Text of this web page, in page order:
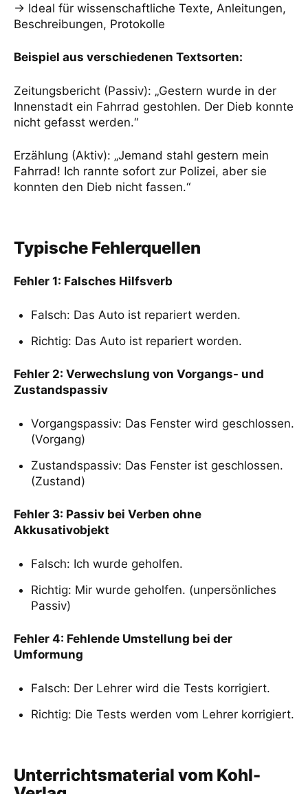
→ Ideal für wissenschaftliche Texte, Anleitungen,
Beschreibungen, Protokolle
Beispiel aus verschiedenen Textsorten:
Zeitungsbericht (Passiv): „Gestern wurde in der
Innenstadt ein Fahrrad gestohlen. Der Dieb konnte
nicht gefasst werden.“
Erzählung (Aktiv): „Jemand stahl gestern mein
Fahrrad! Ich rannte sofort zur Polizei, aber sie
konnten den Dieb nicht fassen.“
Typische Fehlerquellen
Fehler 1: Falsches Hilfsverb
Falsch: Das Auto ist repariert werden.
Richtig: Das Auto ist repariert worden.
Fehler 2: Verwechslung von Vorgangs- und
Zustandspassiv
Vorgangspassiv: Das Fenster wird geschlossen.
(Vorgang)
Zustandspassiv: Das Fenster ist geschlossen.
(Zustand)
Fehler 3: Passiv bei Verben ohne
Akkusativobjekt
Falsch: Ich wurde geholfen.
Richtig: Mir wurde geholfen. (unpersönliches
Passiv)
Fehler 4: Fehlende Umstellung bei der
Umformung
Falsch: Der Lehrer wird die Tests korrigiert.
Richtig: Die Tests werden vom Lehrer korrigiert.
Unterrichtsmaterial vom Kohl-